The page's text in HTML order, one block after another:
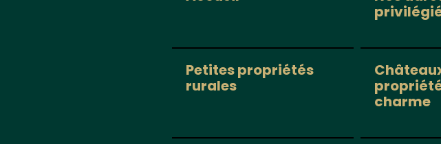
Petites propriétés
rurales
charme